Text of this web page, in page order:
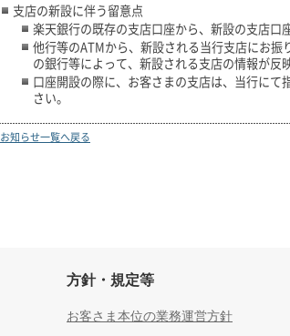
支店の新設に伴う留意点
楽天銀行の既存の支店口座から、新設の支店口
他行等のATMから、新設される当行支店にお
の銀行等によって、新設される支店の情報が反
口座開設の際に、お客さまの支店は、当行に
さい。
お知らせ一覧へ戻る
方針・規定等
お客さま本位の業務運営方針